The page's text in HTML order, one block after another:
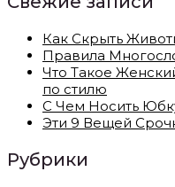
Как Скрыть
Правила
Что Такое
по стилю
С Чем Носить
Эти 9 Вещей
Рубрики